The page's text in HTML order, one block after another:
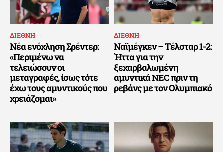
ΔΙΕΘΝΗ
Νέα ενόχληση Σρέντερ:
«Περιμένω να
τελειώσουν οι
μεταγραφές, ίσως τότε
έχω τους αμυντικούς που
χρειάζομαι»
ΔΙΕΘΝΗ
Ναϊμέγκεν – Τέλσταρ 1-2:
Ήττα για την
ξεχαρβαλωμένη
αμυντικά NEC πριν τη
ρεβάνς με τον Ολυμπιακό